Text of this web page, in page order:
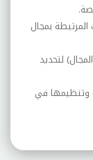
المرتبطة بمجال
لتحديد
وتنظيمها في